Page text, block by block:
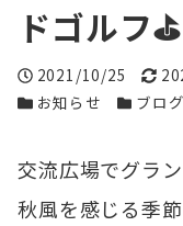
ドゴルフ⛳
投稿日
2021/10/25 更
カテゴリー
お知らせ カテゴリ
ブログ
交流広場でグラ
秋風を感じる季